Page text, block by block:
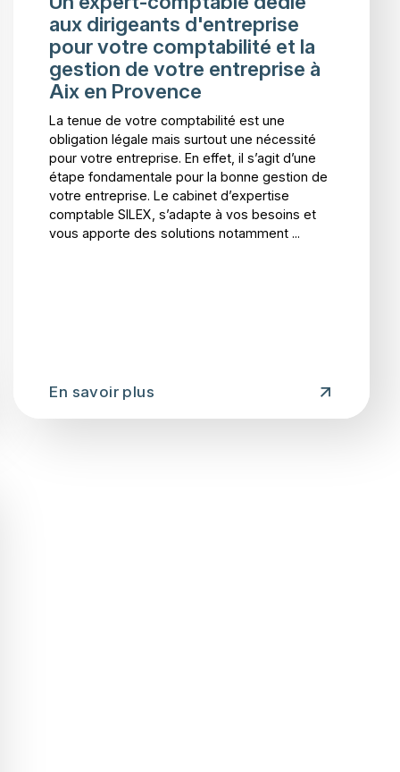
aux dirigeants d'entreprise
pour votre comptabilité et la
gestion de votre entreprise à
Aix en Provence
La tenue de votre comptabilité est une
obligation légale mais surtout une nécessité
pour votre entreprise. En effet, il s’agit d’une
étape fondamentale pour la bonne gestion de
votre entreprise. Le cabinet d’expertise
comptable SILEX, s’adapte à vos besoins et
vous apporte des solutions notamment ...
En savoir plus